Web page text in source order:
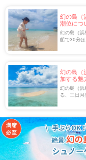
幻の島（
潮位につ
幻の島（浜
船で30分
幻の島（
加する魅
幻の島（
る、三日月
絶景・幻
を満喫！
絶景『幻
石垣島か
自然を堪